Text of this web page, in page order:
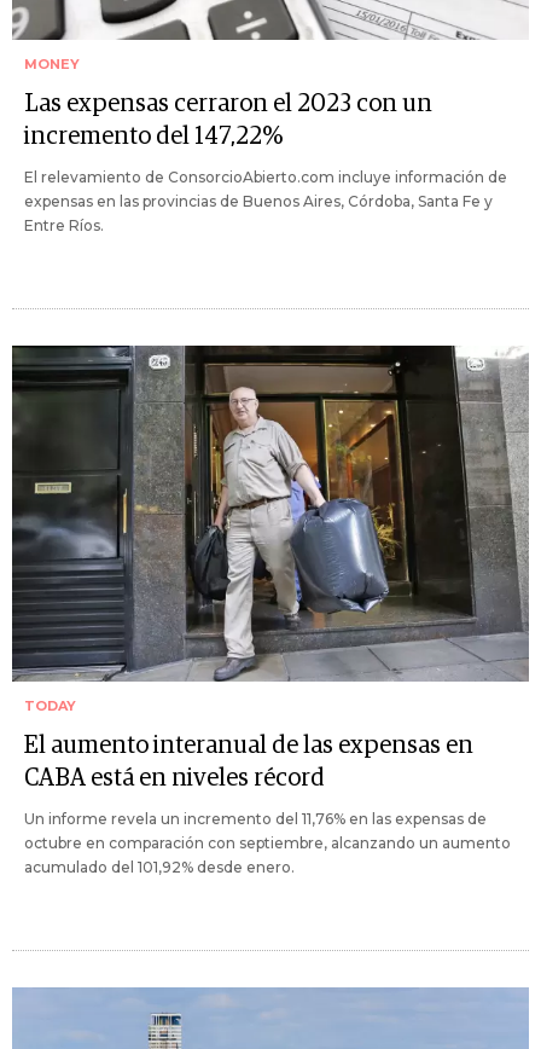
MONEY
Las expensas cerraron el 2023 con un
incremento del 147,22%
El relevamiento de ConsorcioAbierto.com incluye información de
expensas en las provincias de Buenos Aires, Córdoba, Santa Fe y
Entre Ríos.
TODAY
El aumento interanual de las expensas en
CABA está en niveles récord
Un informe revela un incremento del 11,76% en las expensas de
octubre en comparación con septiembre, alcanzando un aumento
acumulado del 101,92% desde enero.